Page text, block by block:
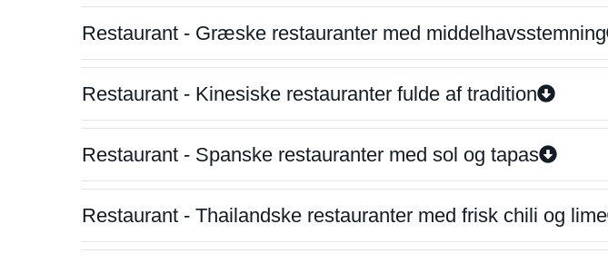
Restaurant - Græske restauranter med middelhavsstemning
Restaurant - Kinesiske restauranter fulde af tradition
Restaurant - Spanske restauranter med sol og tapas
Restaurant - Thailandske restauranter med frisk chili og lime